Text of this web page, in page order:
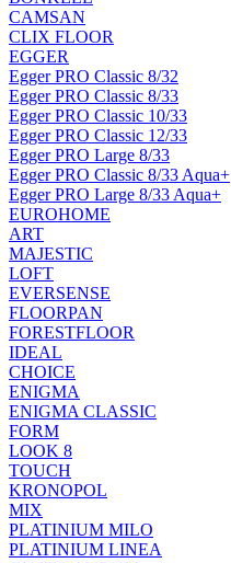
CAMSAN
CLIX FLOOR
EGGER
Egger PRO Classic 8/32
Egger PRO Classic 8/33
Egger PRO Classic 10/33
Egger PRO Classic 12/33
Egger PRO Large 8/33
Egger PRO Classic 8/33 Aqua+
Egger PRO Large 8/33 Aqua+
EUROHOME
ART
MAJESTIC
LOFT
EVERSENSE
FLOORPAN
FORESTFLOOR
IDEAL
CHOICE
ENIGMA
ENIGMA CLASSIC
FORM
LOOK 8
TOUCH
KRONOPOL
MIX
PLATINIUM MILO
PLATINIUM LINEA